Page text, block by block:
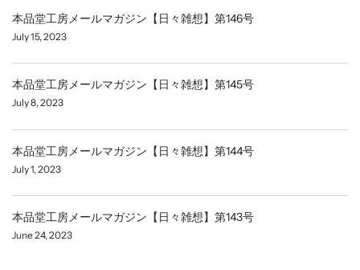
本品堂工房メールマガジン【日々雑想】第146号
July 15, 2023
本品堂工房メールマガジン【日々雑想】第145号
July 8, 2023
本品堂工房メールマガジン【日々雑想】第144号
July 1, 2023
本品堂工房メールマガジン【日々雑想】第143号
June 24, 2023